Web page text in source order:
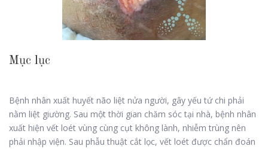
Mục lục
Bệnh nhân xuất huyết não liệt nửa người, gây yếu tứ chi phải
nằm liệt giường. Sau một thời gian chăm sóc tại nhà, bệnh nhân
xuất hiện vết loét vùng cùng cụt không lành, nhiễm trùng nên
phải nhập viện. Sau phẫu thuật cắt lọc, vết loét được chẩn đoán